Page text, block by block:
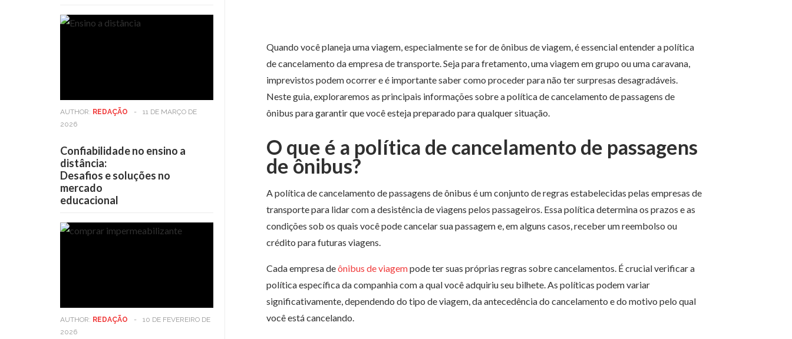
Quando você planeja uma viagem, especialmente se for de ônibus de viagem, é essencial entender a política
de cancelamento da empresa de transporte. Seja para fretamento, uma viagem em grupo ou uma caravana,
imprevistos podem ocorrer e é importante saber como proceder para não ter surpresas desagradáveis.
Neste guia, exploraremos as principais informações sobre a política de cancelamento de passagens de
ônibus para garantir que você esteja preparado para qualquer situação.
O que é a política de cancelamento de passagens
de ônibus?
A política de cancelamento de passagens de ônibus é um conjunto de regras estabelecidas pelas empresas de
transporte para lidar com a desistência de viagens pelos passageiros. Essa política determina os prazos e as
condições sob os quais você pode cancelar sua passagem e, em alguns casos, receber um reembolso ou
crédito para futuras viagens.
Cada empresa deônibus de viagempode ter suas próprias regras sobre cancelamentos. É crucial verificar a
política específica da companhia com a qual você adquiriu seu bilhete. As políticas podem variar
significativamente, dependendo do tipo de viagem, da antecedência do cancelamento e do motivo pelo qual
você está cancelando.
AUTHOR: REDAÇÃO -
11 DE MARÇO DE
2026
Confiabilidade no ensino a
distância:
Desafios e soluções no
mercado
educacional
AUTHOR: REDAÇÃO -
10 DE FEVEREIRO DE
2026